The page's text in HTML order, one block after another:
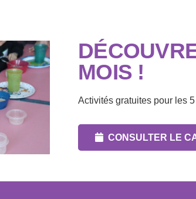
MOIS !
Activités gratuites pour les
CONSULTER LE